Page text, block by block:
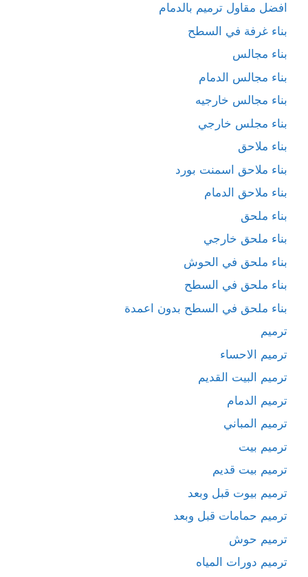
افضل مقاول ترميم بالدمام
بناء غرفة في السطح
بناء مجالس
بناء مجالس الدمام
بناء مجالس خارجيه
بناء مجلس خارجي
بناء ملاحق
بناء ملاحق اسمنت بورد
بناء ملاحق الدمام
بناء ملحق
بناء ملحق خارجي
بناء ملحق في الحوش
بناء ملحق في السطح
بناء ملحق في السطح بدون اعمدة
ترميم
ترميم الاحساء
ترميم البيت القديم
ترميم الدمام
ترميم المباني
ترميم بيت
ترميم بيت قديم
ترميم بيوت قبل وبعد
ترميم حمامات قبل وبعد
ترميم حوش
ترميم دورات المياه